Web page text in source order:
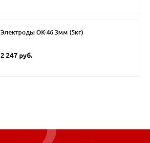
Электроды ОК-46 3мм (5кг)
2 247 руб.